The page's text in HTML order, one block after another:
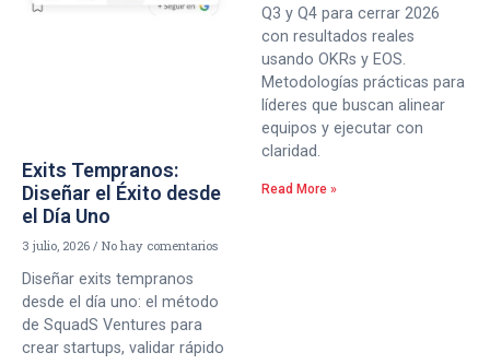
Exits Tempranos:
Diseñar el Éxito desde
el Día Uno
3 julio, 2026 No hay comentarios
Diseñar exits tempranos
desde el día uno: el método
de SquadS Ventures para
crear startups, validar rápido
Q3 y Q4 para cerrar 2026
con resultados reales
usando OKRs y EOS.
Metodologías prácticas para
líderes que buscan alinear
equipos y ejecutar con
claridad.
Read More »